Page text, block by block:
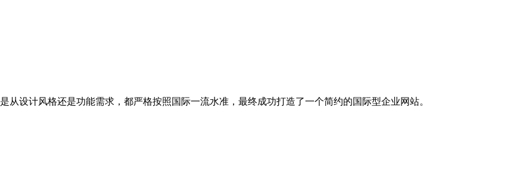
设计风格还是功能需求，都严格按照国际一流水准，最终成功打造了一个简约的国际型企业网站。